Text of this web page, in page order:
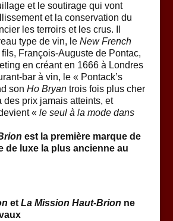
et le soutirage qui vont
et la conservation du
les terroirs et les crus. Il
type de vin, le New French
François-Auguste de Pontac,
en créant en 1666 à Londres
bar à vin, le « Pontack’s
son Ho Bryan trois fois plus cher
des prix jamais atteints, et
« le seul à la mode dans
est la première marque de
de luxe la plus ancienne au
etLa Mission Haut-Brion ne